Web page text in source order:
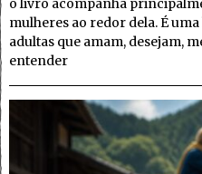
mulheres ao redor dela. É
adultas que amam, desejam,
entender